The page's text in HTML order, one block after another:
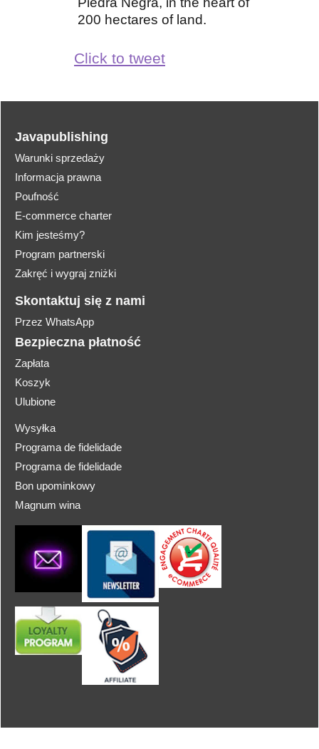
200 hectares of land.
Click to tweet
Javapublishing
Warunki sprzedaży
Informacja prawna
Poufność
E-commerce charter
Kim jesteśmy?
Program partnerski
Zakręć i wygraj zniżki
Skontaktuj się z nami
Przez WhatsApp
Bezpieczna płatność
Zapłata
Koszyk
Ulubione
Wysyłka
Programa de fidelidade
Programa de fidelidade
Bon upominkowy
Magnum wina